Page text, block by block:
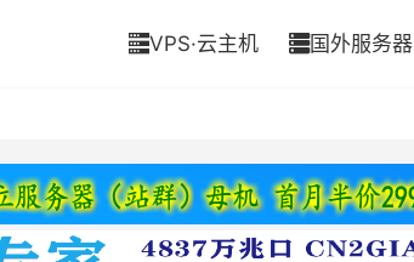
VPS·云主机 国外服务器